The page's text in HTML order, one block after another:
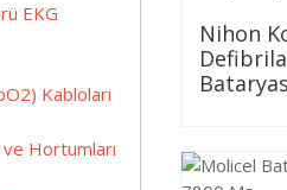
EKG
Kabloları
Hortumları
Nihon